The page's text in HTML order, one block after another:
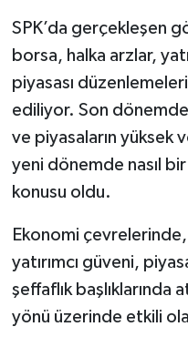
SPK’da gerçekleşen
borsa, halka arzlar,
piyasası
ediliyor. Son dönemde
ve piyasaların yüksek
yeni dönemde nasıl
konusu oldu.
Ekonomi
yatırımcı güveni,
şeffaflık başlıklarında
yönü üzerinde etkili